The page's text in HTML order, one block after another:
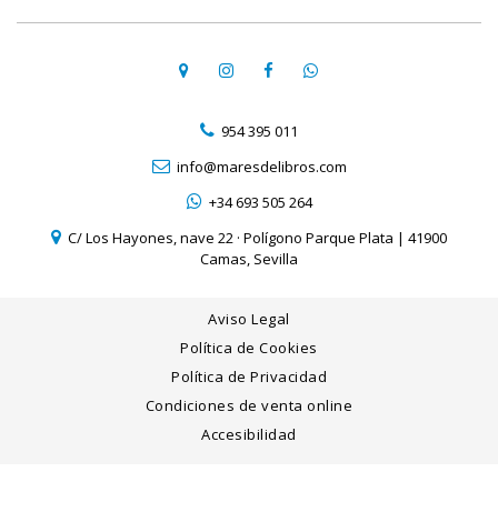
954 395 011
info@maresdelibros.com
+34 693 505 264
C/ Los Hayones, nave 22 · Polígono Parque Plata | 41900
Camas, Sevilla
Aviso Legal
Política de Cookies
Política de Privacidad
Condiciones de venta online
Accesibilidad